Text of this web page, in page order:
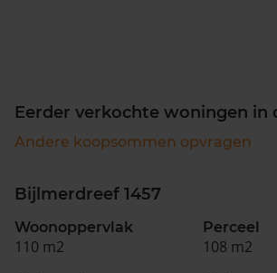
Eerder verkochte woningen in
Andere koopsommen opvragen
Bijlmerdreef 1457
Woonoppervlak
110 m2
Perceel
108 m2